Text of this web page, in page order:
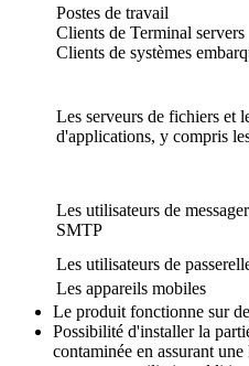
Postes de travail
Clients de Terminal servers
Clients de systèmes
Les serveurs de fichiers et
d'applications, y compris
Les utilisateurs de
SMTP
Les utilisateurs de
Les appareils mobiles
Le produit fonctionne sur
Possibilité d'installer la
contaminée en assurant